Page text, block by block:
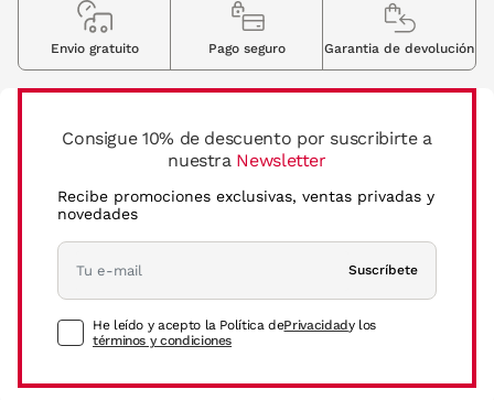
Consigue 10% de descuento por suscribirte a
nuestra Newsletter
Recibe promociones exclusivas, ventas privadas y
novedades
Suscríbete
He leído y acepto la Política dePrivacidady los
términos y condiciones
Envio gratuito Pago seguro Garantia de devolución